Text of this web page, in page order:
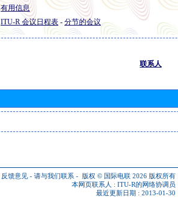
有用信息
ITU-R 会议日程表 - 分节的会议
联系人
反馈意见 - 请与我们联系 - 版权 © 国际电联 2026 版权所有
本网页联系人 : ITU-R的网络协调员
最近更新日期 : 2013-01-30